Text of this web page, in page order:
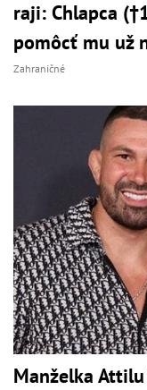
raji: Chlapca
pomôcť mu už
Zahraničné
Manželka